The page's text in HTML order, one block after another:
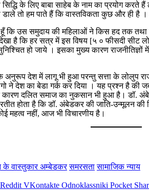
के लिए बाबा साहेब के नाम का प्रयोग करते हैं
डाले तो हम पाते हैं कि वास्तविकता कुछ और ही है
कि उस समुदाय की महिलाओं ने किस हद तक
है कि हर सत्र में इस विषय [५ ० फीसदी सीट
हो जाये । इसका मुख्य कारण
देश में लागू भी हुआ परन्तु सत्ता के लोलुप
ने देश का बेडा गर्क कर दिया । यह प्रश्न है की
कारण दलित समाज का नुकसान भी हुआ है। डॉ.
होता है कि डॉ. अंबेडकर की जाति-उन्मूलन की
महत्व नहीं, आज भी विचारणीय है।
के वास्तुकार अम्बेडकर समरसता सामाजिक न्याय
Reddit VKontakte Odnoklassniki Pocket